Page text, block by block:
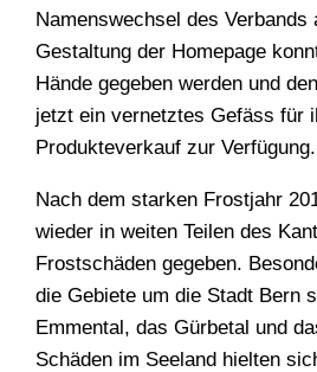
Namenswechsel des Verbands
Gestaltung der Homepage
Hände gegeben werden und
jetzt ein vernetztes Gefäss für
Produkteverkauf zur Verfügung.
Nach dem starken Frostjahr
wieder in weiten Teilen des
Frostschäden gegeben.
die Gebiete um die Stadt Bern
Emmental, das Gürbetal und
Schäden im Seeland hielten